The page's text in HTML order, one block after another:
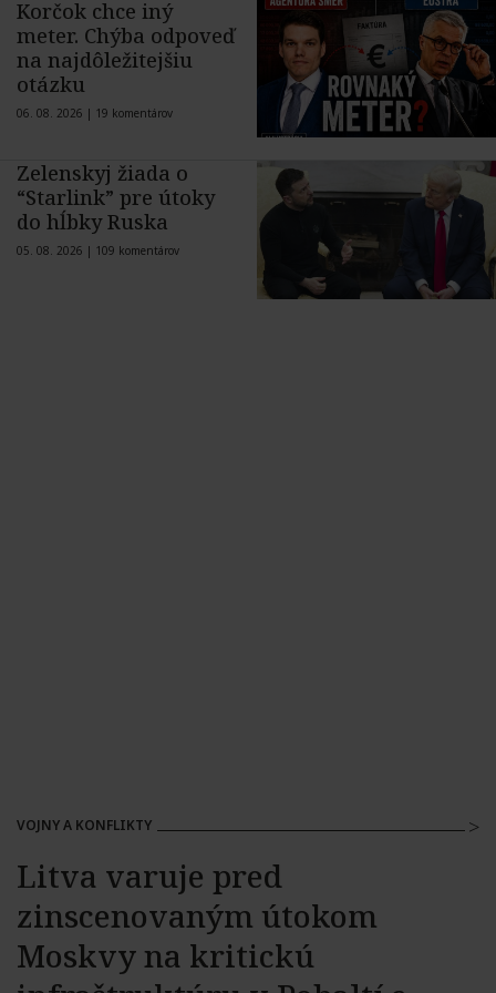
Korčok chce iný
meter. Chýba odpoveď
na najdôležitejšiu
otázku
06. 08. 2026 | 19 komentárov
Zelenskyj žiada o
“Starlink” pre útoky
do hĺbky Ruska
05. 08. 2026 | 109 komentárov
VOJNY A KONFLIKTY
Litva varuje pred
zinscenovaným útokom
Moskvy na kritickú